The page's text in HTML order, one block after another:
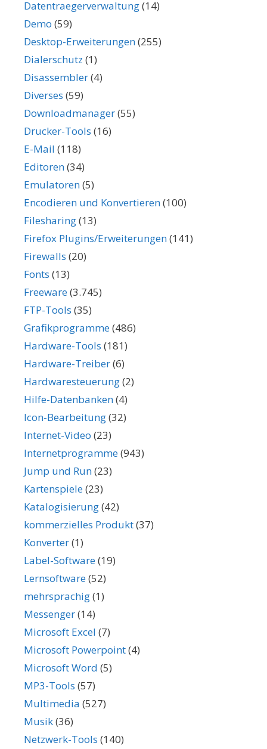
Datentraegerverwaltung(14)
Demo (59)
Desktop-Erweiterungen(255)
Dialerschutz (1)
Disassembler(4)
Diverses (59)
Downloadmanager(55)
Drucker-Tools (16)
E-Mail (118)
Editoren(34)
Emulatoren(5)
Encodieren und Konvertieren(100)
Filesharing(13)
Firefox Plugins/Erweiterungen(141)
Firewalls (20)
Fonts (13)
Freeware(3.745)
FTP-Tools (35)
Grafikprogramme(486)
Hardware-Tools (181)
Hardware-Treiber(6)
Hardwaresteuerung(2)
Hilfe-Datenbanken(4)
Icon-Bearbeitung(32)
Internet-Video (23)
Internetprogramme(943)
Jump und Run(23)
Kartenspiele(23)
Katalogisierung(42)
kommerzielles Produkt(37)
Konverter(1)
Label-Software(19)
Lernsoftware(52)
mehrsprachig(1)
Messenger(14)
Microsoft Excel (7)
Microsoft Powerpoint(4)
Microsoft Word (5)
MP3-Tools (57)
Multimedia (527)
Musik(36)
Netzwerk-Tools (140)